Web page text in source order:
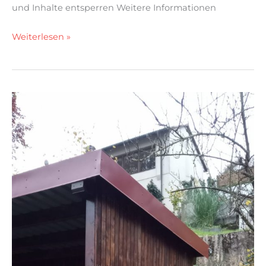
und Inhalte entsperren Weitere Informationen
Weiterlesen »
Fertiggestellte
Holzlege